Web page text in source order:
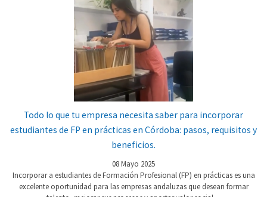
Todo lo que tu empresa necesita saber para incorporar
estudiantes de FP en prácticas en Córdoba: pasos, requisitos y
beneficios.
08 Mayo 2025
Incorporar a estudiantes de Formación Profesional (FP) en prácticas es una
excelente oportunidad para las empresas andaluzas que desean formar